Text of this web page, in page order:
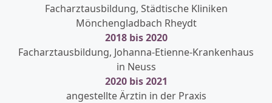
Facharztausbildung, Städtische Kliniken
Mönchengladbach Rheydt
2018 bis 2020
Facharztausbildung, Johanna-Etienne-Krankenhaus
in Neuss
2020 bis 2021
angestellte Ärztin in der Praxis